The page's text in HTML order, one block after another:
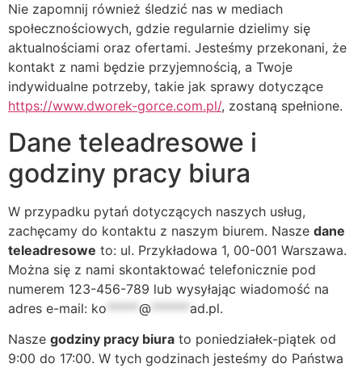
Nie zapomnij również śledzić nas w mediach
społecznościowych, gdzie regularnie dzielimy się
aktualnościami oraz ofertami. Jesteśmy przekonani, że
kontakt z nami będzie przyjemnością, a Twoje
indywidualne potrzeby, takie jak sprawy dotyczące
https://www.dworek-gorce.com.pl/, zostaną spełnione.
Dane teleadresowe i
godziny pracy biura
W przypadku pytań dotyczących naszych usług,
zachęcamy do kontaktu z naszym biurem. Nasze dane
teleadresowe to: ul. Przykładowa 1, 00-001 Warszawa.
Można się z nami skontaktować telefonicznie pod
numerem 123-456-789 lub wysyłając wiadomość na
adres e-mail: ko @ ad.pl.
Nasze godziny pracy biura to poniedziałek-piątek od
9:00 do 17:00. W tych godzinach jesteśmy do Państwa